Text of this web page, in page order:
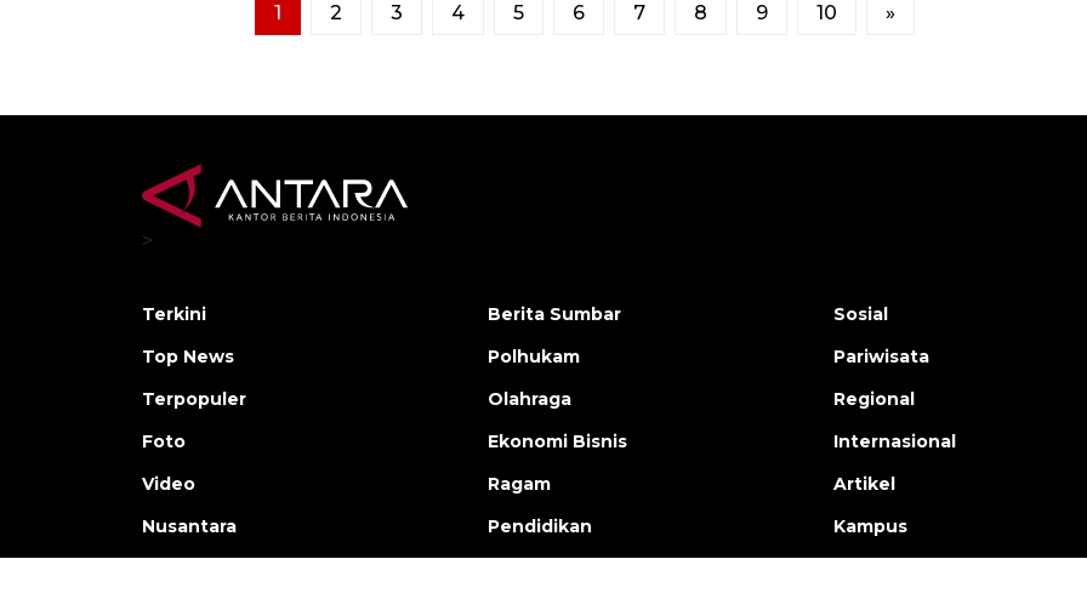
1 2 3 4 5 6 7 8 9 10 »
>
Terkini
Top News
Terpopuler
Foto
Video
Nusantara
Berita Sumbar
Polhukam
Olahraga
Ekonomi Bisnis
Ragam
Pendidikan
Sosial
Pariwisata
Regional
Internasional
Artikel
Kampus